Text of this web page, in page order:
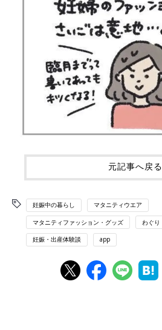
元記事へ戻る
妊娠中の暮らし マタニティウエア
マタニティファッション・グッズ わぐり
妊娠・出産体験談 app